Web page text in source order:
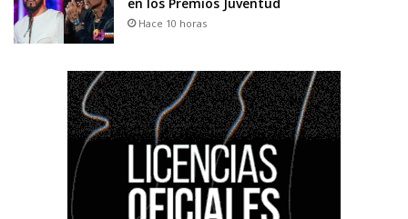
Hace 10 horas